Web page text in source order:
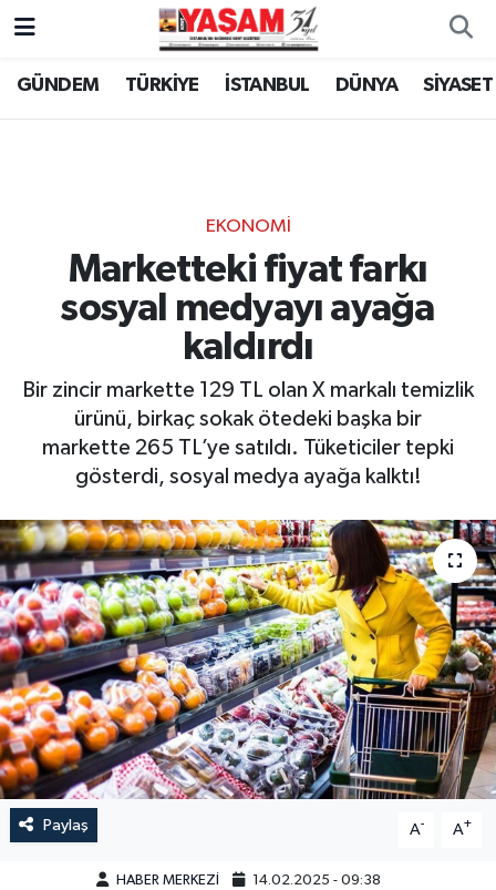
GÜNDEM TÜRKİYE İSTANBUL DÜNYA SİYASET
EKONOMİ
Marketteki fiyat farkı
sosyal medyayı ayağa
kaldırdı
Bir zincir markette 129 TL olan X markalı temizlik
ürünü, birkaç sokak ötedeki başka bir
markette 265 TL’ye satıldı. Tüketiciler tepki
gösterdi, sosyal medya ayağa kalktı!
Paylaş A- A+
HABER MERKEZİ 14.02.2025 - 09:38